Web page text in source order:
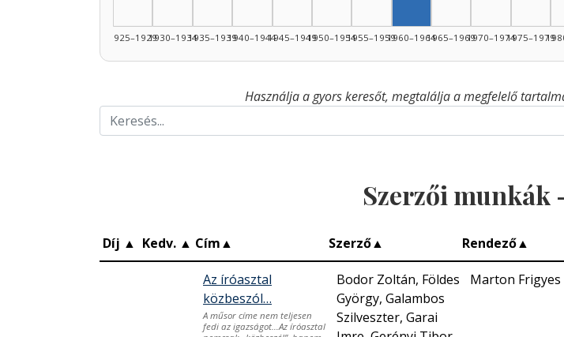
1925–19291930–19341935–19391940–19441945–19491950–19541955–19591960–19641965–19691970–19741975–1979
Használja a gyors keresőt, megtalálja a megfelelő
Szerzői munkák
Díj ▲ Kedv. ▲ Cím▲ Szerző▲ Rendező▲
Az íróasztal
közbeszól…
A műsor címe nem teljesen
fedi az igazságot…Az íróasztal
Bodor Zoltán, Földes
György, Galambos
Szilveszter, Garai
Marton Frigyes